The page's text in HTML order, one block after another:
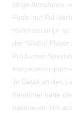
tätige Armaturen-
Push- auf Pull-
Rohmaterialien
der “Global
Production
im Detail an den
Kemmner hatte
optimieren. Um